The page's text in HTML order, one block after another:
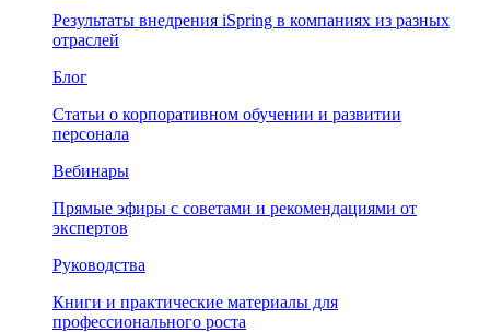
Результаты внедрения iSpring в компаниях из разных
отраслей
Блог
Статьи о корпоративном обучении и развитии
персонала
Вебинары
Прямые эфиры с советами и рекомендациями от
экспертов
Руководства
Книги и практические материалы для
профессионального роста